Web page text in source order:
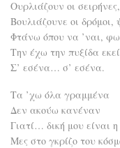
Ουρλιάζουν οι
Βουλιάζουνε οι δρόμοι,
Φτάνω όπου να ’ναι,
Την έχω την πυξίδα
Σ’ εσένα… σ’ εσένα.
Τα ’χω όλα γραμμένα
Δεν ακούω κανέναν
Γιατί… δική μου είναι
Μες στο γκρίζο του